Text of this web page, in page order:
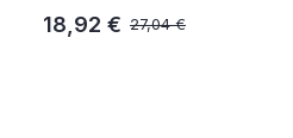
27,04 €
18,92 €